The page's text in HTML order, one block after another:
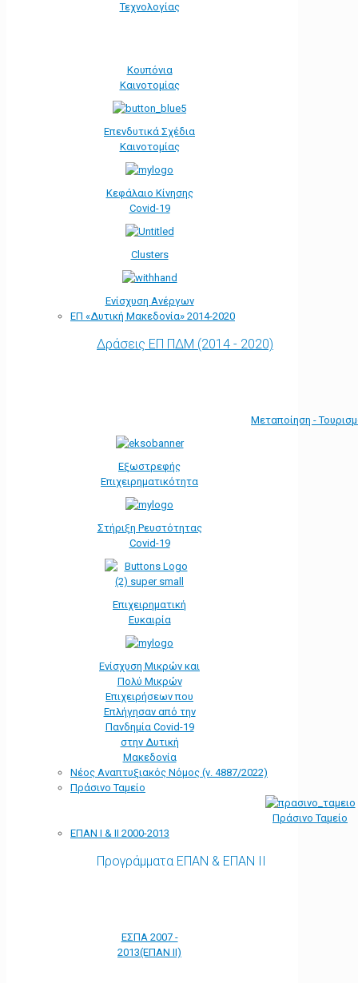
Τεχνολογίας
Κουπόνια
Καινοτομίας
Επενδυτικά Σχέδια
Καινοτομίας
Κεφάλαιο Κίνησης
Covid-19
Clusters
Ενίσχυση Ανέργων
ΕΠ «Δυτική Μακεδονία» 2014-2020
Δράσεις ΕΠ ΠΔΜ (2014 - 2020)
Μεταποίηση -
Εξωστρεφής
Επιχειρηματικότητα
Στήριξη Ρευστότητας
Covid-19
Επιχειρηματική
Ευκαιρία
Ενίσχυση Μικρών και
Πολύ Μικρών
Επιχειρήσεων που
Επλήγησαν από την
Πανδημία Covid-19
στην Δυτική
Μακεδονία
Νέος Αναπτυξιακός Νόμος (ν. 4887/2022)
Πράσινο Ταμείο
Πράσινο Ταμείο
ΕΠΑΝ Ι & ΙΙ 2000-2013
Προγράμματα ΕΠΑΝ & ΕΠΑΝ ΙΙ
ΕΣΠΑ 2007 -
2013(ΕΠΑΝ ΙΙ)